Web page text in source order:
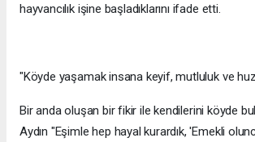
hayvancılık işine başladıklarını ifade etti.
"Köyde yaşamak insana keyif, mutluluk ve
Bir anda oluşan bir fikir ile kendilerini köyde
Aydın "Eşimle hep hayal kurardık, 'Emekli